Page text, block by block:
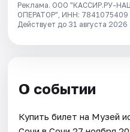
Реклама. ООО "КАССИР.РУ-
ОПЕРАТОР", ИНН: 7841075409
Действует до 31 августа 2026
О событии
Купить билет на Музей